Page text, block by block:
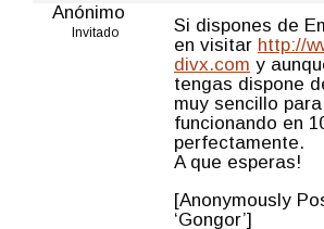
Anónimo
Invitado
Si dispones de
en visitar http://
divx.com y
tengas dispone
muy sencillo
funcionando en
perfectamente.
A que esperas!
[Anonymously
‘Gongor’]